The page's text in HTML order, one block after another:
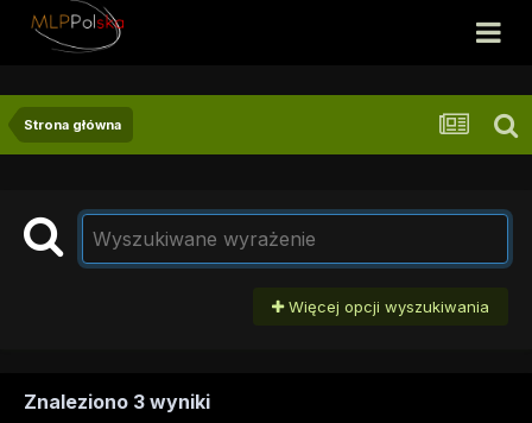
Strona główna
Więcej opcji wyszukiwania
Znaleziono 3 wyniki